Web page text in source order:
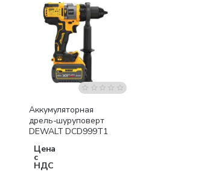
Аккумуляторная
дрель-шуруповерт
DEWALT DCD999T1
Цена
с
НДС